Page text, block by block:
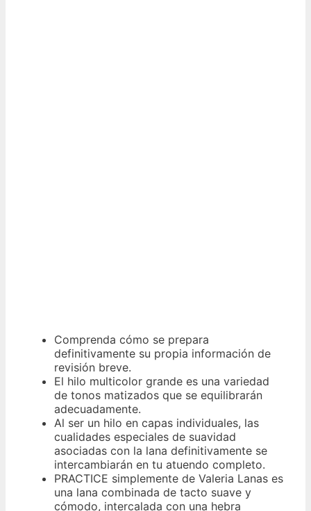
Comprenda cómo se prepara
definitivamente su propia información de
revisión breve.
El hilo multicolor grande es una variedad
de tonos matizados que se equilibrarán
adecuadamente.
Al ser un hilo en capas individuales, las
cualidades especiales de suavidad
asociadas con la lana definitivamente se
intercambiarán en tu atuendo completo.
PRACTICE simplemente de Valeria Lanas es
una lana combinada de tacto suave y
cómodo, intercalada con una hebra